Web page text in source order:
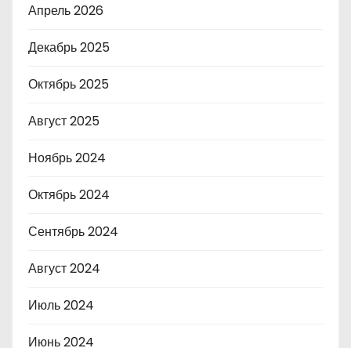
Апрель 2026
Декабрь 2025
Октябрь 2025
Август 2025
Ноябрь 2024
Октябрь 2024
Сентябрь 2024
Август 2024
Июль 2024
Июнь 2024